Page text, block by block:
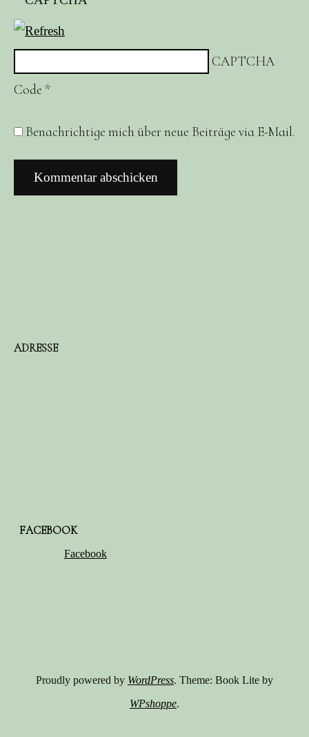
CAPTCHA
Code *
Benachrichtige mich über neue Beiträge via E-Mail.
ADRESSE
FACEBOOK
Facebook
Proudly powered by WordPress. Theme: Book Lite by
WPshoppe.